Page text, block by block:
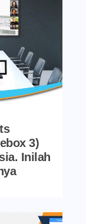
3)
Inilah